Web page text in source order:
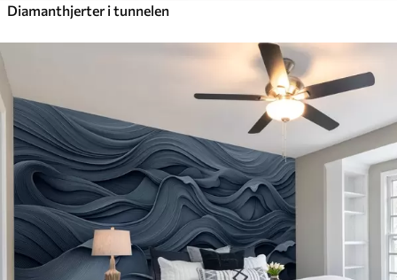
Diamanthjerter i tunnelen